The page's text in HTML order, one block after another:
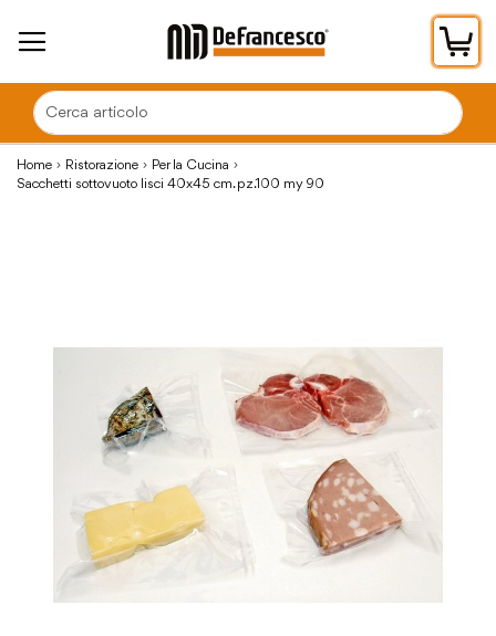
Home Ristorazione
Per la Cucina
Sacchetti sottovuoto lisci 40x45 cm. pz.100 my 90